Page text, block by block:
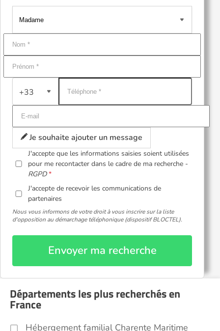
+33
Je souhaite ajouter un message
J'accepte que les informations saisies soient utilisées
pour me recontacter dans le cadre de ma recherche -
RGPD
J'accepte de recevoir les communications de
partenaires
Nous vous informons de votre droit à vous inscrire sur la liste
d'opposition au démarchage téléphonique (dispositif BLOCTEL).
Envoyer ma recherche
Départements les plus recherchés en
France
Hébergement familial Charente Maritime